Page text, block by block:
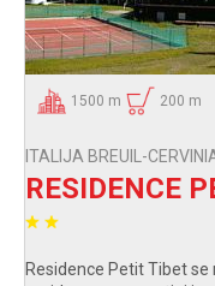
1500 m 200 m
ITALIJA BREUIL-
RESIDENCE
Residence Petit Tibet se